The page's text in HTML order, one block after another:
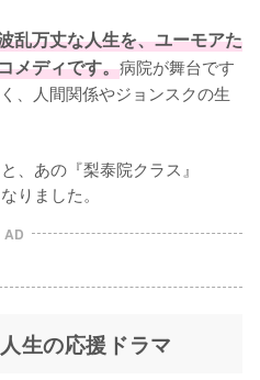
乱万丈な人生を、ユーモアた
メディです。病院が舞台です
、人間関係やジョンスクの生
、あの『梨泰院クラス』
りました。
AD
生の応援ドラマ